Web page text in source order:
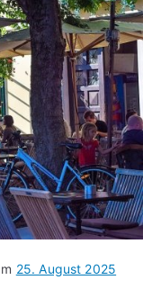
25. August 2025